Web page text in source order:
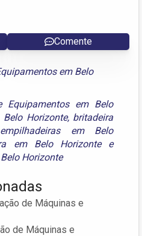
Comente
em Belo
em Belo
Horizonte, britadeira
empilhadeiras em Belo
em Belo Horizontee
Horizonte
de Máquinas e
de Máquinas e